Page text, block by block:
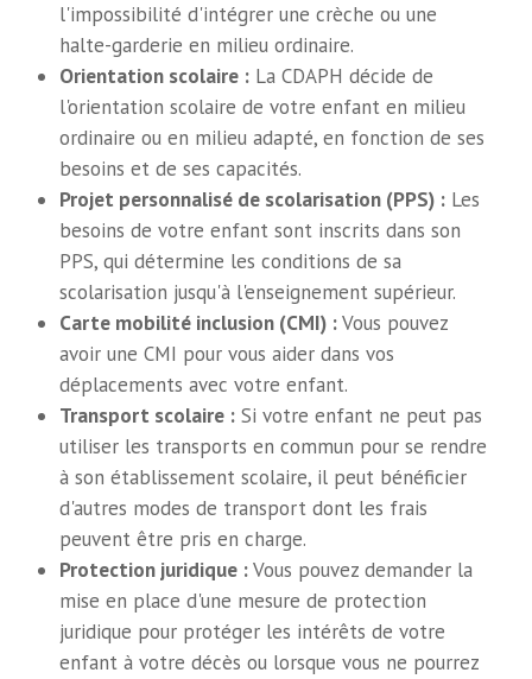
l'impossibilité d'intégrer une crèche ou une
halte-garderie en milieu ordinaire.
Orientation scolaire : La CDAPH décide de
l'orientation scolaire de votre enfant en milieu
ordinaire ou en milieu adapté, en fonction de ses
besoins et de ses capacités.
Projet personnalisé de scolarisation (PPS) : Les
besoins de votre enfant sont inscrits dans son
PPS, qui détermine les conditions de sa
scolarisation jusqu'à l'enseignement supérieur.
Carte mobilité inclusion (CMI) :Vous pouvez
avoir une CMI pour vous aider dans vos
déplacements avec votre enfant.
Transport scolaire : Si votre enfant ne peut pas
utiliser les transports en commun pour se rendre
à son établissement scolaire, il peut bénéficier
d'autres modes de transport dont les frais
peuvent être pris en charge.
Protection juridique :Vous pouvez demander la
mise en place d'une mesure de protection
juridique pour protéger les intérêts de votre
enfant à votre décès ou lorsque vous ne pourrez